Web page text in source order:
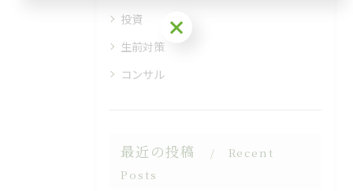
投資
生前対策
コンサル
最近の投稿
Recent
Posts
お問い合わせはこちら